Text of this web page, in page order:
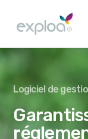
Logiciel de